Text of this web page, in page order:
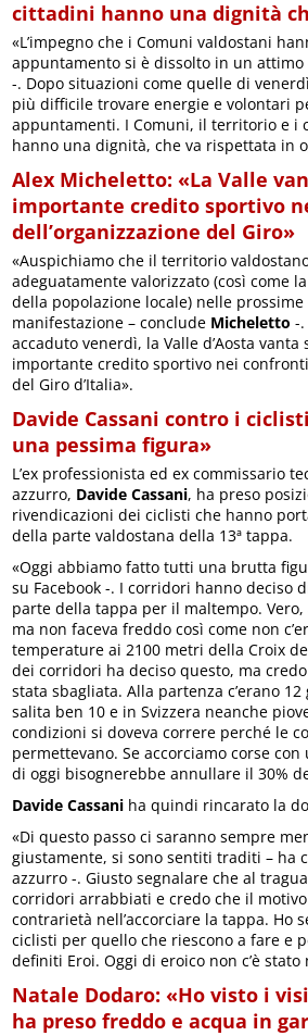
cittadini hanno una dignità
«L’impegno che i Comuni valdostani
appuntamento si è dissolto in un attimo
-. Dopo situazioni come quelle di
più difficile trovare energie e volontari
appuntamenti. I Comuni, il territorio e i
hanno una dignità, che va rispettata in
Alex Micheletto: «La Valle
importante credito sportivo
dell’organizzazione del Giro»
«Auspichiamo che il territorio
adeguatamente valorizzato (così come
della popolazione locale) nelle
manifestazione – conclude Micheletto -
accaduto venerdì, la Valle d’Aosta
importante credito sportivo nei
del Giro d’Italia».
Davide Cassani contro i
una pessima figura»
L’ex professionista ed ex commissario
azzurro, Davide Cassani, ha preso
rivendicazioni dei ciclisti che hanno
della parte valdostana della 13ª tappa.
«Oggi abbiamo fatto tutti una brutta
su Facebook -. I corridori hanno deciso
parte della tappa per il maltempo.
ma non faceva freddo così come non
temperature ai 2100 metri della Croix
dei corridori ha deciso questo, ma
stata sbagliata. Alla partenza c’erano
salita ben 10 e in Svizzera neanche
condizioni si doveva correre perché le
permettevano. Se accorciamo corse
di oggi bisognerebbe annullare il 30%
Davide Cassani ha quindi rincarato la
«Di questo passo ci saranno sempre
giustamente, si sono sentiti traditi – ha
azzurro -. Giusto segnalare che al
corridori arrabbiati e credo che il
contrarietà nell’accorciare la tappa. Ho
ciclisti per quello che riescono a fare e
definiti Eroi. Oggi di eroico non c’è stato
Natale Dodaro: «Ho visto i
ha preso freddo e acqua in